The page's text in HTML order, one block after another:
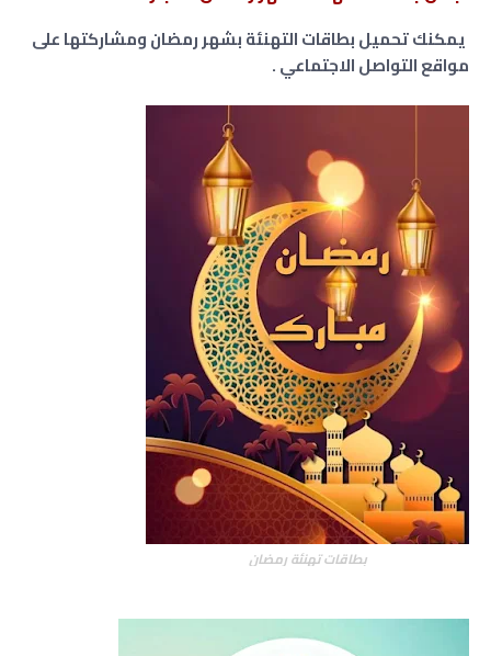
يمكنك تحميل بطاقات التهنئة بشهر رمضان ومشاركتها على
مواقع التواصل الاجتماعي .
بطاقات تهنئة رمضان